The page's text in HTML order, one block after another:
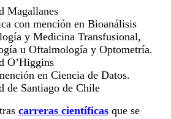
Magallanes
con mención en Bioanálisis
y Medicina Transfusional,
u Oftalmología y Optometría.
O’Higgins
en Ciencia de Datos.
de Santiago de Chile
carreras científicas que se